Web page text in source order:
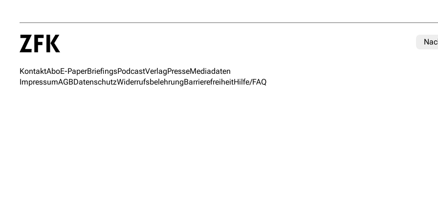
KontaktAboE-PaperBriefingsPodcastVerlagPresseMediadaten
ImpressumAGBDatenschutzWiderrufsbelehrungBarrierefreiheitHilfe/FAQ